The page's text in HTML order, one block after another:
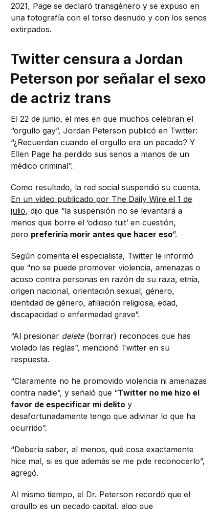
2021, Page se declaró transgénero y se expuso en
una fotografía con el torso desnudo y con los senos
extirpados.
Twitter censura a Jordan
Peterson por señalar el sexo
de actriz trans
El 22 de junio, el mes en que muchos celebran el
“orgullo gay”, Jordan Peterson publicó en Twitter:
“¿Recuerdan cuando el orgullo era un pecado? Y
Ellen Page ha perdido sus senos a manos de un
médico criminal”.
Como resultado, la red social suspendió su cuenta.
En un video publicado por The Daily Wire el 1 de
julio, dijo que “la suspensión no se levantará a
menos que borre el ‘odioso tuit’ en cuestión,
pero preferiría morir antes que hacer eso”.
Según comenta el especialista, Twitter le informó
que “no se puede promover violencia, amenazas o
acoso contra personas en razón de su raza, etnia,
origen nacional, orientación sexual, género,
identidad de género, afiliación religiosa, edad,
discapacidad o enfermedad grave”.
“Al presionar delete(borrar) reconoces que has
violado las reglas”, mencionó Twitter en su
respuesta.
“Claramente no he promovido violencia ni amenazas
contra nadie”, y señaló que “Twitter no me hizo el
favor de especificar mi delito y
desafortunadamente tengo que adivinar lo que ha
ocurrido”.
“Debería saber, al menos, qué cosa exactamente
hice mal, si es que además se me pide reconocerlo”,
agregó.
Al mismo tiempo, el Dr. Peterson recordó que el
orgullo es un pecado capital, algo que